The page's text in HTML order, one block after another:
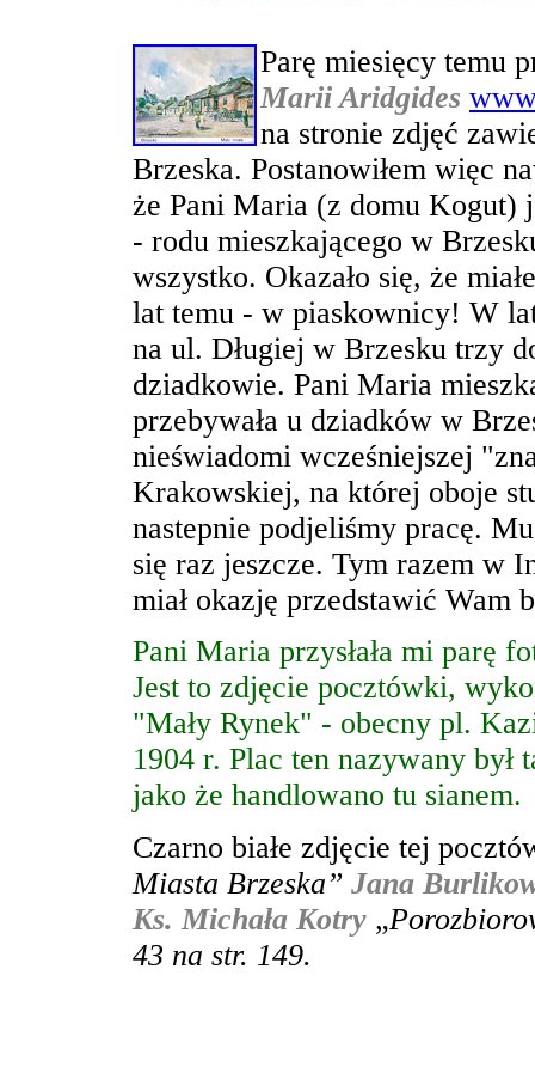
Parę miesięcy temu
Marii Aridgides
na stronie zdjęć
Brzeska. Postanowiłem więc
że Pani Maria (z domu Kogut)
- rodu mieszkającego w
wszystko. Okazało się, że
lat temu - w piaskownicy! W
na ul. Długiej w Brzesku trzy
dziadkowie. Pani Maria
przebywała u dziadków w
nieświadomi wcześniejszej
Krakowskiej, na której oboje
nastepnie podjeliśmy pracę.
się raz jeszcze. Tym razem w
miał okazję przedstawić Wam
Pani Maria przysłała mi parę
Jest to zdjęcie pocztówki,
"Mały Rynek" - obecny pl.
1904 r. Plac ten nazywany
jako że handlowano tu sianem.
Czarno białe zdjęcie tej
Miasta Brzeska” Jana
Ks. Michała Kotry „
43 na str. 149.